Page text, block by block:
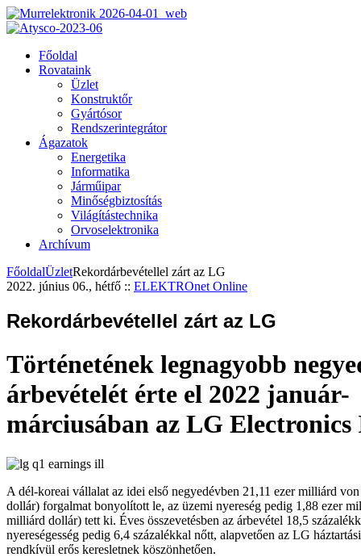
Főoldal
Rovataink
Üzlet
Konstruktőr
Gyártósor
Rendszerintegrátor
Ágazatok
Energetika
Informatika
Járműipar
Minőségbiztosítás
Világítástechnika
Orvoselektronika
Archívum
FőoldalÜzletRekordárbevétellel zárt az LG
2022. június 06., hétfő :: ELEKTROnet Online
Rekordárbevétellel zárt az LG
Történetének legnagyobb
árbevételét érte el 2022 január-
márciusában az LG Electronics
A dél-koreai vállalat az idei első negyedévben 21,11 ezer milliárd
dollár) forgalmat bonyolított le, az üzemi nyereség pedig 1,88 ezer
milliárd dollár) tett ki. Éves összevetésben az árbevétel 18,5
nyereségesség pedig 6,4 százalékkal nőtt, alapvetően az LG
rendkívül erős keresletnek köszönhetően.